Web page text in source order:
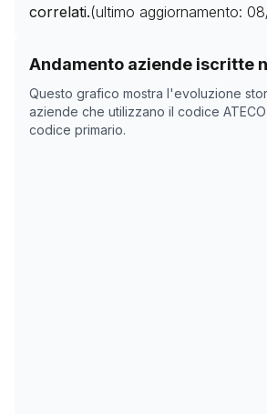
correlati.(ultimo aggiornamento:
Andamento aziende iscritte
Questo grafico mostra l'evoluzione
aziende che utilizzano il codice ATECO
codice primario.
Storico numero di aziende con
Data rilevazione
02/04/2025
17/05/2025